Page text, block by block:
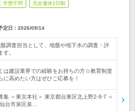
学歴不問 完全週休2日制
定日： 2026/09/14
盤調査担当として、地盤や地下水の調査・評
す。
は建設業界での経験をお持ちの方☆教育制度
に高めたい方はぜひご応募を！
集 ＜東京本社＞ 東京都台東区北上野2-8-7 ＜
台市泉区泉…